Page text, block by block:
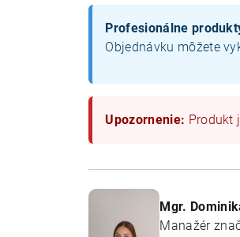
Profesionálne
Objednávku môžete
Upozornenie: Produkt
Mgr.
Manažér